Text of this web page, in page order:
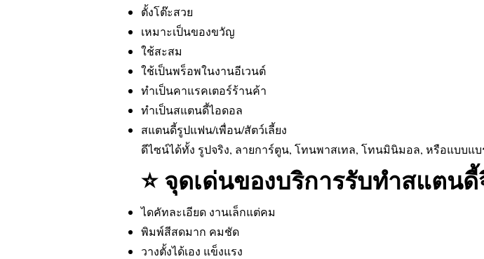
ตั้งโต๊ะสวย
เหมาะเป็นของขวัญ
ใช้สะสม
ใช้เป็นพร็อพในงานอีเวนต์
ทำเป็นคาแรคเตอร์ร้านค้า
ทำเป็นสแตนดี้ไอดอล
สแตนดี้รูปแฟน/เพื่อน/สัตว์เลี้ยง
ดีไซน์ได้ทั้ง รูปจริง, ลายการ์ตูน, โทนพาสเทล, โทนมินิมอล, หรือแบบแ
⭐ จุดเด่นของบริการรับทำสแตน
ไดคัทละเอียด งานเล็กแต่คม
พิมพ์สีสดมาก คมชัด
วางตั้งได้เอง แข็งแรง